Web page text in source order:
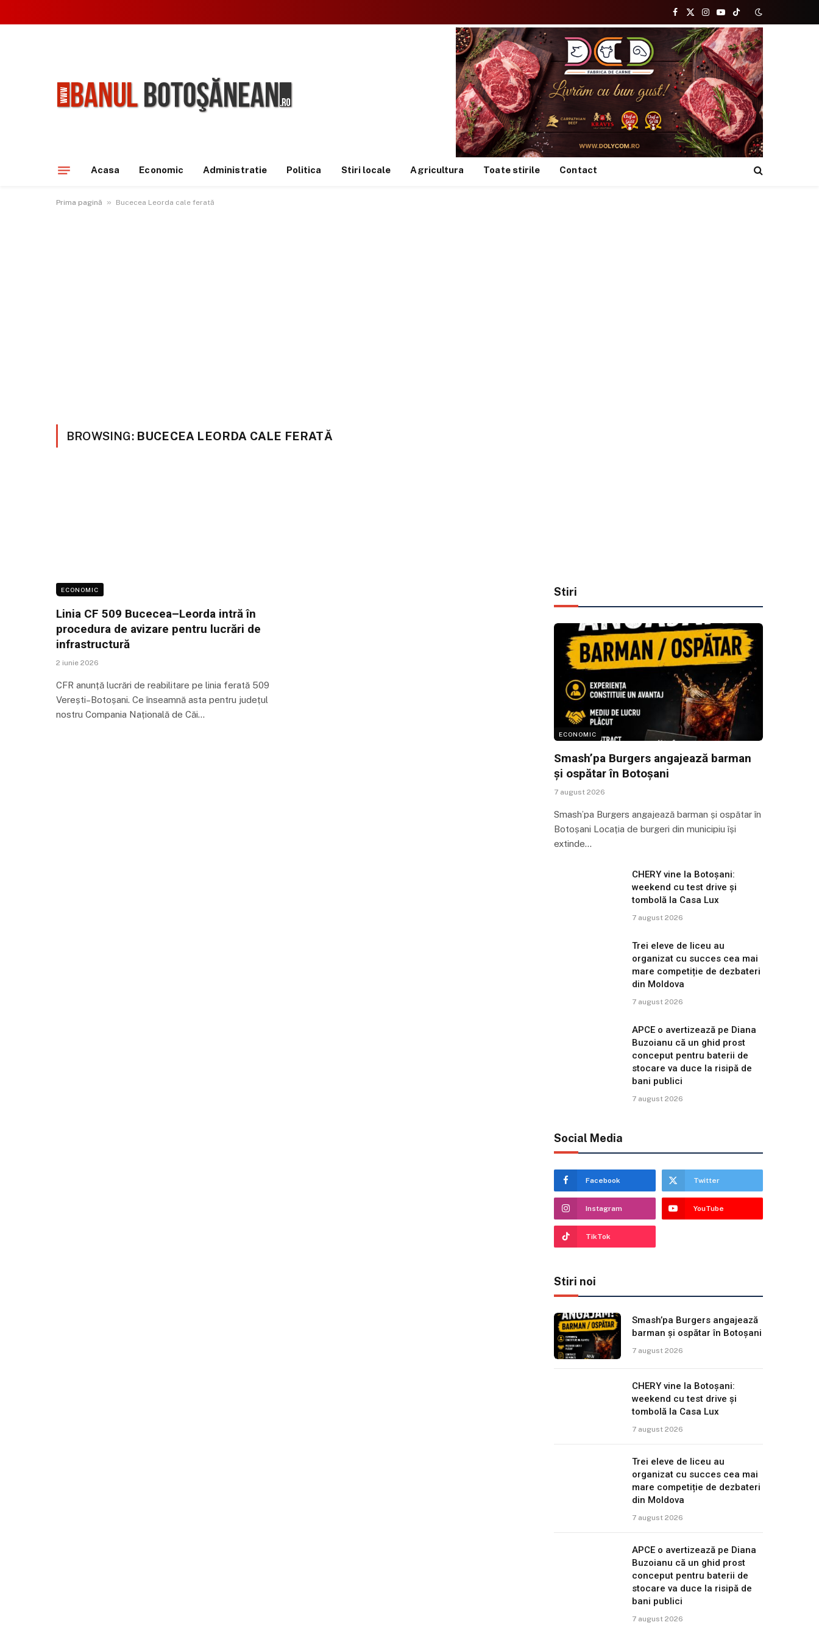
Facebook
X
(Twitter)
Instagram
YouTubeTikTok
Acasa Economic Administratie Politica Stiri locale Agricultura Toate stirile Contact
Prima pagină » Bucecea Leorda cale ferată
BROWSING: BUCECEA LEORDA CALE FERATĂ
ECONOMIC
Linia CF 509 Bucecea–Leorda intră în
procedura de avizare pentru lucrări de
infrastructură
2 iunie 2026
CFR anunță lucrări de reabilitare pe linia ferată 509
Verești–Botoșani. Ce înseamnă asta pentru județul
nostru Compania Națională de Căi…
Stiri
ECONOMIC
Smash’pa Burgers angajează barman
și ospătar în Botoșani
7 august 2026
Smash’pa Burgers angajează barman și ospătar în
Botoșani Locația de burgeri din municipiu își
extinde…
CHERY vine la Botoșani:
weekend cu test drive și
tombolă la Casa Lux
7 august 2026
Trei eleve de liceu au
organizat cu succes cea mai
mare competiție de dezbateri
din Moldova
7 august 2026
APCE o avertizează pe Diana
Buzoianu că un ghid prost
conceput pentru baterii de
stocare va duce la risipă de
bani publici
7 august 2026
Social Media
Facebook Twitter
Instagram YouTube
TikTok
Stiri noi
Smash’pa Burgers angajează
barman și ospătar în Botoșani
7 august 2026
CHERY vine la Botoșani:
weekend cu test drive și
tombolă la Casa Lux
7 august 2026
Trei eleve de liceu au
organizat cu succes cea mai
mare competiție de dezbateri
din Moldova
7 august 2026
APCE o avertizează pe Diana
Buzoianu că un ghid prost
conceput pentru baterii de
stocare va duce la risipă de
bani publici
7 august 2026